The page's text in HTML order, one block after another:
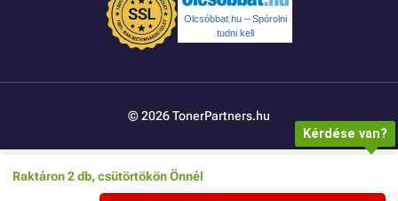
Raktáron 2 db, csütörtökön Önnél
Olcsóbbat.hu – Spórolni
tudni kell
© 2026 TonerPartners.hu
Kérdése van?